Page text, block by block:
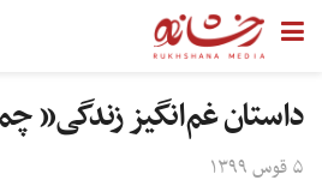
داستان غم‌انگیز زندگی«
۵ قوس ۱۳۹۹